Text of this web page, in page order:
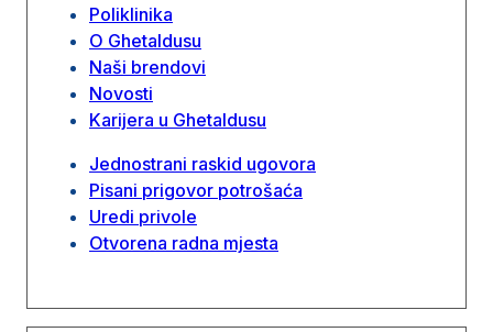
Poliklinika
O Ghetaldusu
Naši brendovi
Novosti
Karijera u Ghetaldusu
Jednostrani raskid ugovora
Pisani prigovor potrošaća
Uredi privole
Otvorena radna mjesta